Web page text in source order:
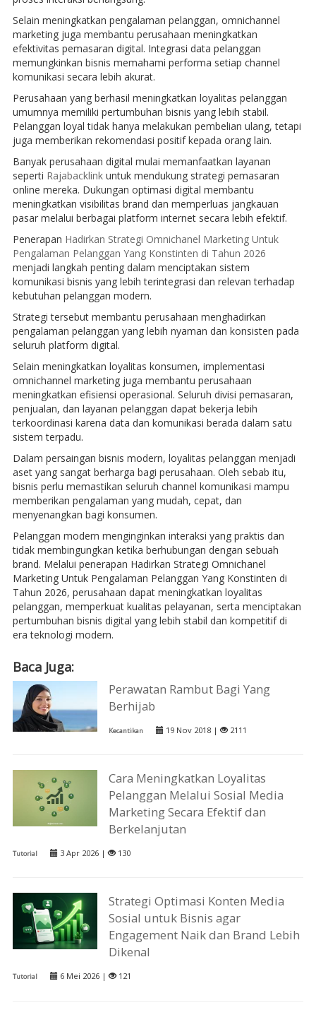
Selain meningkatkan pengalaman pelanggan, omnichannel
marketing juga membantu perusahaan meningkatkan
efektivitas pemasaran digital. Integrasi data pelanggan
memungkinkan bisnis memahami performa setiap channel
komunikasi secara lebih akurat.
Perusahaan yang berhasil meningkatkan loyalitas pelanggan
umumnya memiliki pertumbuhan bisnis yang lebih stabil.
Pelanggan loyal tidak hanya melakukan pembelian ulang, tetapi
juga memberikan rekomendasi positif kepada orang lain.
Banyak perusahaan digital mulai memanfaatkan layanan
seperti Rajabacklinkuntuk mendukung strategi pemasaran
online mereka. Dukungan optimasi digital membantu
meningkatkan visibilitas brand dan memperluas jangkauan
pasar melalui berbagai platform internet secara lebih efektif.
Penerapan Hadirkan Strategi Omnichanel Marketing Untuk
Pengalaman Pelanggan Yang Konstinten di Tahun 2026
menjadi langkah penting dalam menciptakan sistem
komunikasi bisnis yang lebih terintegrasi dan relevan terhadap
kebutuhan pelanggan modern.
Strategi tersebut membantu perusahaan menghadirkan
pengalaman pelanggan yang lebih nyaman dan konsisten pada
seluruh platform digital.
Selain meningkatkan loyalitas konsumen, implementasi
omnichannel marketing juga membantu perusahaan
meningkatkan efisiensi operasional. Seluruh divisi pemasaran,
penjualan, dan layanan pelanggan dapat bekerja lebih
terkoordinasi karena data dan komunikasi berada dalam satu
sistem terpadu.
Dalam persaingan bisnis modern, loyalitas pelanggan menjadi
aset yang sangat berharga bagi perusahaan. Oleh sebab itu,
bisnis perlu memastikan seluruh channel komunikasi mampu
memberikan pengalaman yang mudah, cepat, dan
menyenangkan bagi konsumen.
Pelanggan modern menginginkan interaksi yang praktis dan
tidak membingungkan ketika berhubungan dengan sebuah
brand. Melalui penerapan Hadirkan Strategi Omnichanel
Marketing Untuk Pengalaman Pelanggan Yang Konstinten di
Tahun 2026, perusahaan dapat meningkatkan loyalitas
pelanggan, memperkuat kualitas pelayanan, serta menciptakan
pertumbuhan bisnis digital yang lebih stabil dan kompetitif di
era teknologi modern.
Baca Juga:
Perawatan Rambut Bagi Yang
Berhijab
Kecantikan 19 Nov 2018 | 2111
Cara Meningkatkan Loyalitas
Pelanggan Melalui Sosial Media
Marketing Secara Efektif dan
Berkelanjutan
Tutorial 3 Apr 2026 | 130
Strategi Optimasi Konten Media
Sosial untuk Bisnis agar
Engagement Naik dan Brand Lebih
Dikenal
Tutorial 6 Mei 2026 | 121